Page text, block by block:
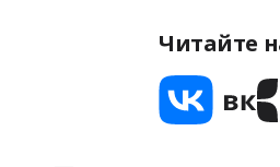
Читайте